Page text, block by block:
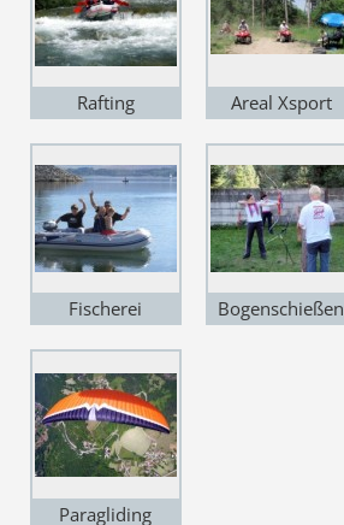
Rafting Areal Xsport
Fischerei Bogenschießen
Paragliding